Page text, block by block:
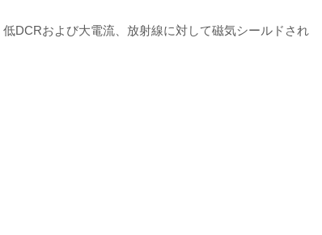
DCRおよび大電流、放射線に対して磁気シールドされ